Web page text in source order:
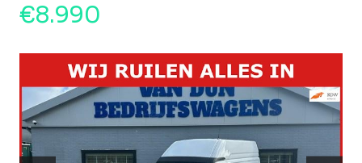
€8.990